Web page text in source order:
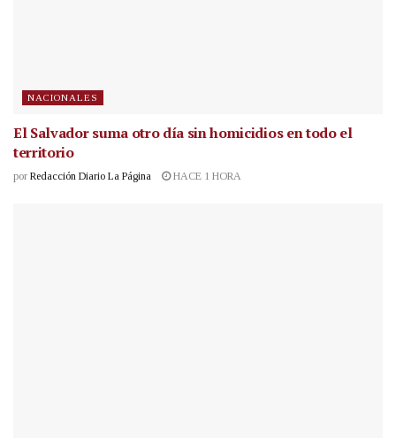
NACIONALES
El Salvador suma otro día sin homicidios en todo el
territorio
por Redacción Diario La Página HACE 1 HORA